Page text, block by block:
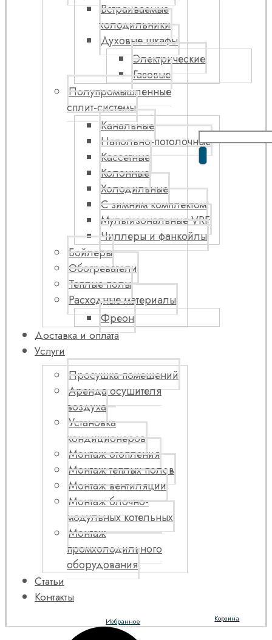
Встраиваемые
холодильники
Духовые шкафы
Электрические
Газовые
Полупромышленные
сплит-системы
Канальные
Напольно-потолочные
Кассетные
Колонные
Холодильные
С зимним комплектом
Мультизональные VRF
Чиллеры и фанкойлы
Бойлеры
Обогреватели
Теплые полы
Расходные материалы
Фреон
Доставка и оплата
Услуги
Просушка помещений
Аренда осушителя
воздуха
Установка
кондиционеров
Монтаж отопления
Монтаж теплых полов
Монтаж вентиляции
Монтаж блочно-
модульных котельных
Монтаж
промхолодильного
оборудования
Статьи
Контакты
Корзина
Избранное